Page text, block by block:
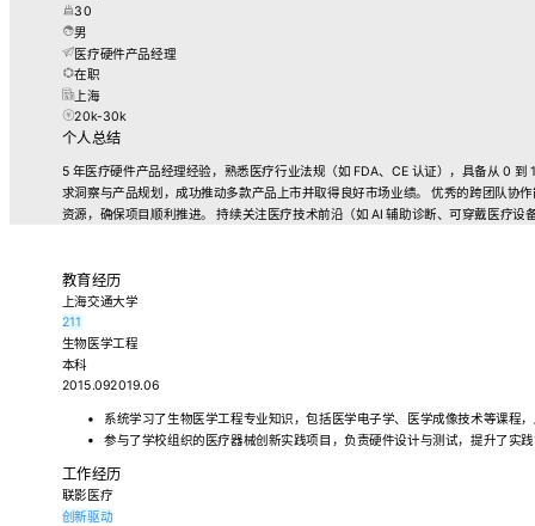
30
男
医疗硬件产品经理
在职
上海
20k-30k
个人总结
5 年医疗硬件产品经理经验，熟悉医疗行业法规（如 FDA、CE 认证），具备从 0
求洞察与产品规划，成功推动多款产品上市并取得良好市场业绩。 优秀的跨团队协
资源，确保项目顺利推进。 持续关注医疗技术前沿（如 AI 辅助诊断、可穿戴医疗设
教育经历
上海交通大学
211
生物医学工程
本科
2015.092019.06
系统学习了生物医学工程专业知识，包括医学电子学、医学成像技术等课程
参与了学校组织的医疗器械创新实践项目，负责硬件设计与测试，提升了实
工作经历
联影医疗
创新驱动